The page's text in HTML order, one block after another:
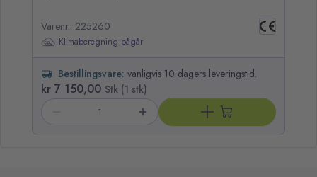
Varenr.: 225260
Klimaberegning pågår
Bestillingsvare: vanligvis 10 dagers leveringstid.
kr 7 150,00 Stk (1 stk)